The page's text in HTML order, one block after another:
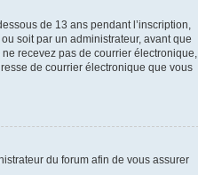
de 13 ans pendant l’inscription,
soit par un administrateur, avant que
recevez pas de courrier électronique,
de courrier électronique que vous
du forum afin de vous assurer